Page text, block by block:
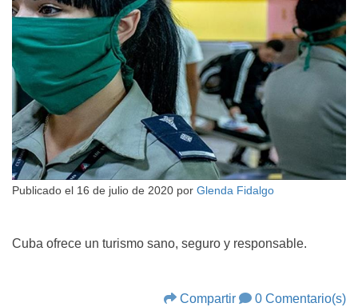
Publicado el 16 de julio de 2020 por Glenda Fidalgo
Cuba ofrece un turismo sano, seguro y responsable.
Compartir 0 Comentario(s)